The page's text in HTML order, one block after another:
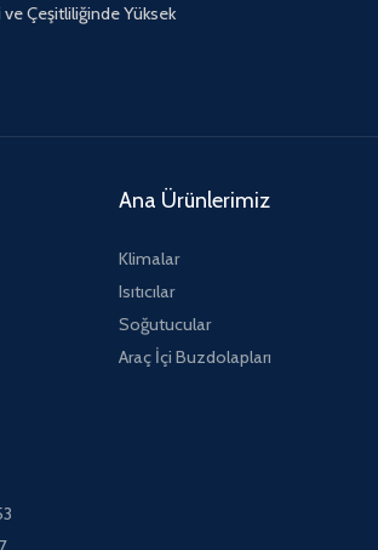
Çeşitliliğinde Yüksek
Ana Ürünlerimiz
Klimalar
Isıtıcılar
Soğutucular
Araç İçi Buzdolapları